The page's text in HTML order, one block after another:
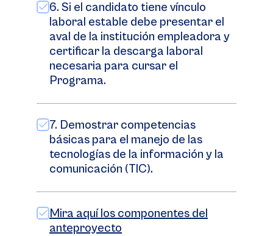
6. Si el candidato tiene vínculo
laboral estable debe presentar el
aval de la institución empleadora y
certificar la descarga laboral
necesaria para cursar el
Programa.
7. Demostrar competencias
básicas para el manejo de las
tecnologías de la información y la
comunicación (TIC).
Mira aquí los componentes del
anteproyecto